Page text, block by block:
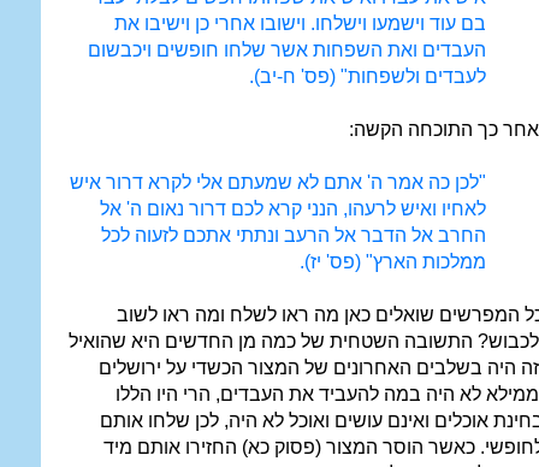
בם עוד וישמעו וישלחו. וישובו אחרי כן וישיבו את
העבדים ואת השפחות אשר שלחו חופשים ויכבשום
לעבדים ולשפחות" (פס' ח-יב).
כך התוכחה הקשה:
"לכן כה אמר ה' אתם לא שמעתם אלי לקרא דרור איש
לאחיו ואיש לרעהו, הנני קרא לכם דרור נאום ה' אל
החרב אל הדבר אל הרעב ונתתי אתכם לזעוה לכל
ממלכות הארץ" (פס' יז).
המפרשים שואלים כאן מה ראו לשלח ומה ראו לשוב
התשובה השטחית של כמה מן החדשים היא שהואיל
היה בשלבים האחרונים של המצור הכשדי על ירושלים
לא היה במה להעביד את העבדים, הרי היו הללו
אוכלים ואינם עושים ואוכל לא היה, לכן שלחו אותם
כאשר הוסר המצור (פסוק כא) החזירו אותם מיד